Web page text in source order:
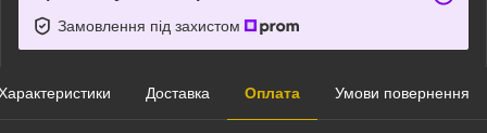
Замовлення під захистом
Доставка Оплата Умови повернення